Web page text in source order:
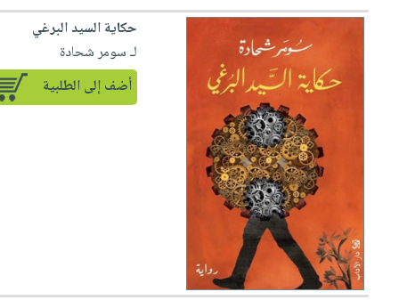
حكاية السيد البرغي
لـ سومر شحادة
أضف إلى الطلبية